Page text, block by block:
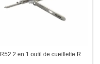
R52 2 en 1 outil de cueillette R52